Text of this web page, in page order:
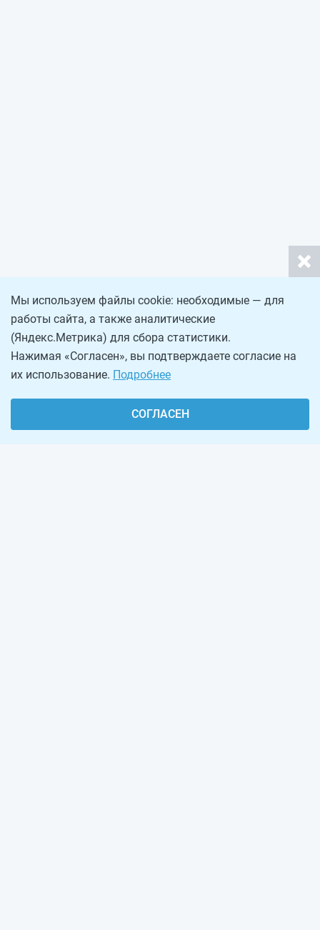
Мы используем файлы cookie: необходимые — для
работы сайта, а также аналитические
(Яндекс.Метрика) для сбора статистики.
Нажимая «Согласен», вы подтверждаете согласие на
их использование. Подробнее
СОГЛАСЕН